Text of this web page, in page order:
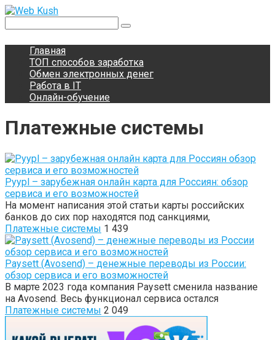
Перейти
контенту
Главная
ТОП способов заработка
Обмен электронных денег
Работа в IT
Онлайн-обучение
Платежные системы
Pyypl – зарубежная онлайн карта для Россиян: обзор
сервиса и его возможностей
На момент написания этой статьи карты российских
банков до сих пор находятся под санкциями,
Платежные системы 1 439
Paysett (Avosend) – денежные переводы из России:
обзор сервиса и его возможностей
В марте 2023 года компания Paysett сменила название
на Avosend. Весь функционал сервиса остался
Платежные системы 2 049